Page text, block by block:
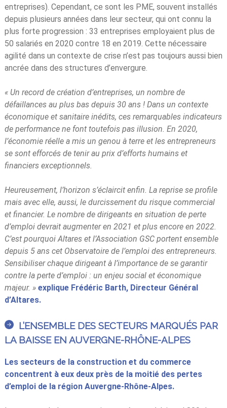
entreprises). Cependant, ce sont les PME, souvent installés
depuis plusieurs années dans leur secteur, qui ont connu la
plus forte progression : 33 entreprises employaient plus de
50 salariés en 2020 contre 18 en 2019. Cette nécessaire
agilité dans un contexte de crise n’est pas toujours aussi bien
ancrée dans des structures d’envergure.
« Un record de création d’entreprises, un nombre de
défaillances au plus bas depuis 30 ans ! Dans un contexte
économique et sanitaire inédits, ces remarquables indicateurs
de performance ne font toutefois pas illusion. En 2020,
l’économie réelle a mis un genou à terre et les entrepreneurs
se sont efforcés de tenir au prix d’efforts humains et
financiers exceptionnels.
Heureusement, l’horizon s’éclaircit enfin. La reprise se profile
mais avec elle, aussi, le durcissement du risque commercial
et financier. Le nombre de dirigeants en situation de perte
d’emploi devrait augmenter en 2021 et plus encore en 2022.
C’est pourquoi Altares et l’Association GSC portent ensemble
depuis 5 ans cet Observatoire de l’emploi des entrepreneurs.
Sensibiliser chaque dirigeant à l’importance de se garantir
contre la perte d’emploi : un enjeu social et économique
majeur. » explique Frédéric Barth, Directeur Général
d’Altares.
L’ENSEMBLE DES SECTEURS MARQUÉS PAR
LA BAISSE EN AUVERGNE-RHÔNE-ALPES
Les secteurs de la construction et du commerce
concentrent à eux deux près de la moitié des pertes
d’emploi de la région Auvergne-Rhône-Alpes.